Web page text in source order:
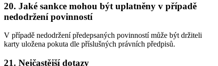
20. Jaké sankce mohou být uplatněny v případě
nedodržení povinností
V případě nedodržení předepsaných povinností může být držiteli
karty uložena pokuta dle příslušných právních předpisů.
21. Nejčastější dotazy